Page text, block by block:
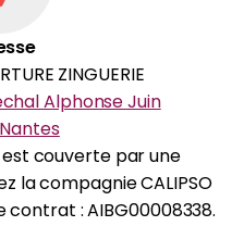
ZINGUERIE
Alphonse Juin
couverte par une
la compagnie CALIPSO
contrat : AIBG00008338.